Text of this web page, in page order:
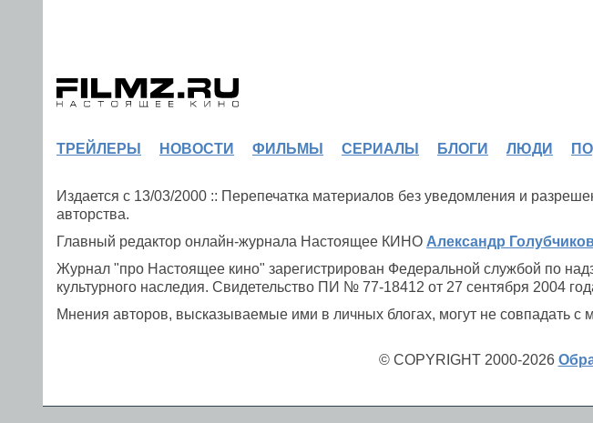
ТРЕЙЛЕРЫ НОВОСТИ ФИЛЬМЫ СЕРИАЛЫ БЛОГИ ЛЮДИ
Издается с 13/03/2000 :: Перепечатка материалов без уведомления и
авторства.
Главный редактор онлайн-журнала Настоящее КИНО Александр
Журнал "про Настоящее кино" зарегистрирован Федеральной службой по
культурного наследия. Свидетельство ПИ № 77-18412 от 27 сентября 2004
Мнения авторов, высказываемые ими в личных блогах, могут не совпадать с
© COPYRIGHT 2000-2026